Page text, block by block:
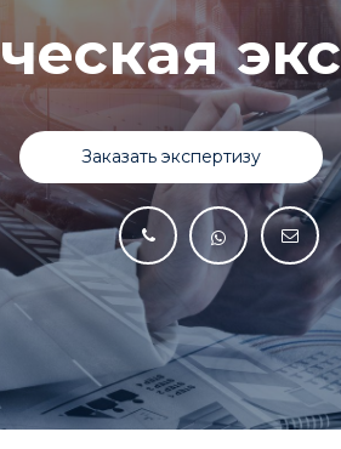
Заказать экспертизу​​​​​​​​